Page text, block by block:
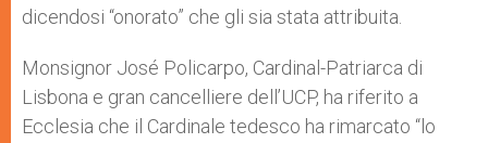
dicendosi “onorato” che gli sia stata attribuita.
Monsignor José Policarpo, Cardinal-Patriarca di
Lisbona e gran cancelliere dell’UCP, ha riferito a
Ecclesia che il Cardinale tedesco ha rimarcato “lo